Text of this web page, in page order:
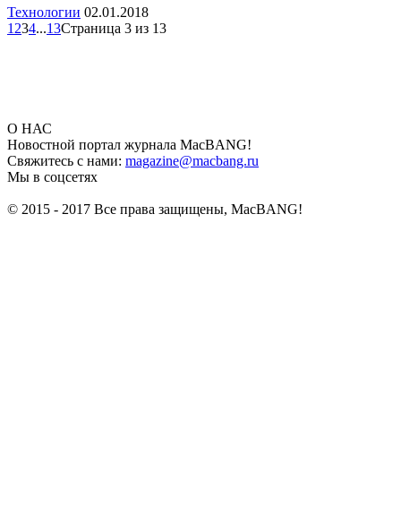
Технологии 02.01.2018
1 234...13Страница 3 из 13
О НАС
Новостной портал журнала MacBANG!
Свяжитесь с нами: magazine@macbang.ru
Мы в соцсетях
© 2015 - 2017 Все права защищены, MacBANG!